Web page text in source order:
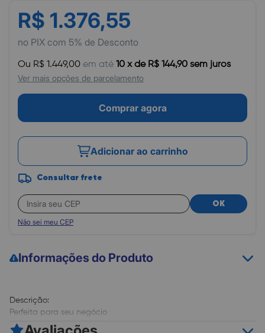
R$ 1.376,55
no PIX com 5% de Desconto
Ou R$ 1.449,00 em até 10 x de R$ 144,90 sem juros
Ver mais opções de parcelamento
Comprar agora
Adicionar ao carrinho
Consultar frete
OK
Não sei meu CEP
Informações do Produto
Descrição:
Perfeita para seu negócio
A linha de impressoras de etiqueta Elgin facilita a vida das